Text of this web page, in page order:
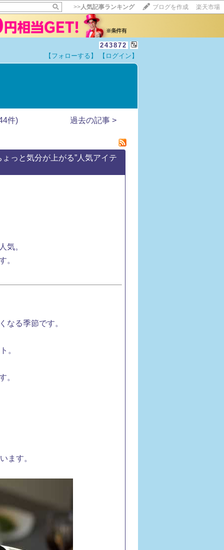
>>人気記事ランキング ブログを作成 楽天市場
243872
【フォローする】
【ログイン】
件) 過去の記事 >
っと気分が上がる”人気アイテ
気。
。
なる季節です。
。
。
ます。